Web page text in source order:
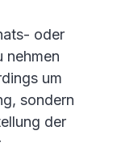
oder
nehmen
um
sondern
der